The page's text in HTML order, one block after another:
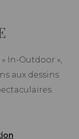
In-Outdoor »,
aux dessins